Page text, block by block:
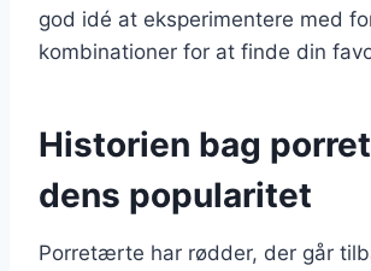
god idé at eksperimentere med
kombinationer for at finde din
Historien bag
dens popularitet
Porretærte har rødder, der går